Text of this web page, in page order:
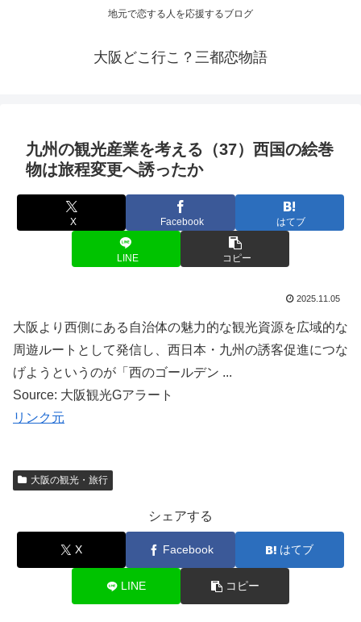
地元で恋する人を応援するブログ
大阪どこ行こ？三都恋物語
九州の観光産業を考える（37）西国の絵巻
物は旅程変更へ誘ったか
X Facebook はてブ
LINE コピー
2025.11.05
大阪より西側にある自治体の魅力的な観光資源を広域的な
周遊ルートとして発信し、西日本・九州の誘客促進につな
げようというのが「西のゴールデン ...
Source: 大阪観光Gアラート
リンク元
大阪の観光・旅行
シェアする
X Facebook はてブ
LINE コピー